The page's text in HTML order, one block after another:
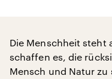
Die Menschheit steht
schaffen es, die
Mensch und Natur